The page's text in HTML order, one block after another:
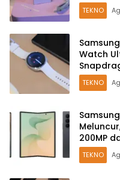
TEKNO
Watch
TEKNO
200MP
TEKNO